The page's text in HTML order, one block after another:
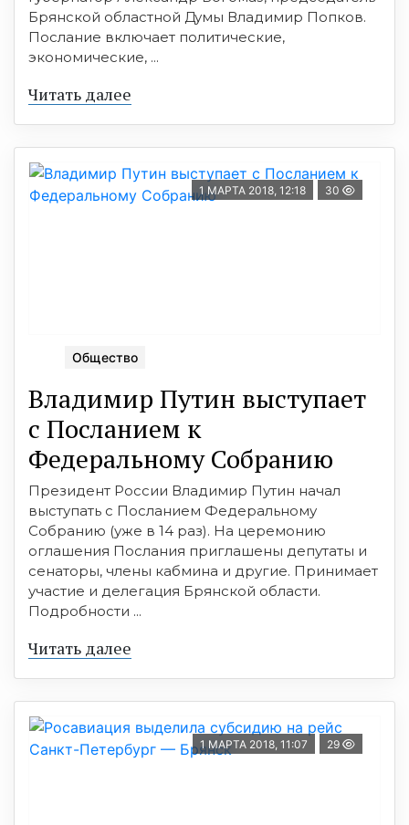
Брянской областной Думы Владимир Попков.
Послание включает политические,
экономические, ...
Читать далее
1 МАРТА 2018, 12:18 30
Общество
Владимир Путин выступает
с Посланием к
Федеральному Собранию
Президент России Владимир Путин начал
выступать с Посланием Федеральному
Собранию (уже в 14 раз). На церемонию
оглашения Послания приглашены депутаты и
сенаторы, члены кабмина и другие. Принимает
участие и делегация Брянской области.
Подробности ...
Читать далее
1 МАРТА 2018, 11:07 29